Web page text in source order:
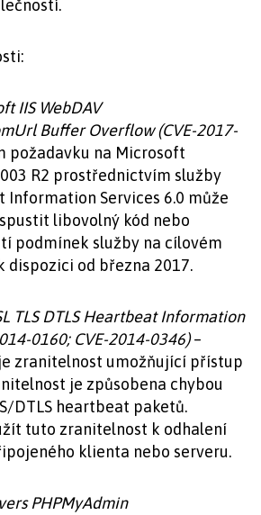
IIS WebDAV
Buffer Overflow (CVE-2017-
požadavku na Microsoft
R2 prostřednictvím služby
Services 6.0 může
libovolný kód nebo
podmínek služby na cílovém
dispozici od března 2017.
TLS DTLS Heartbeat Information
0160; CVE-2014-0346)–
zranitelnost umožňující přístup
je způsobena chybou
DTLS heartbeat paketů.
tuto zranitelnost k odhalení
klienta nebo serveru.
PHPMyAdmin